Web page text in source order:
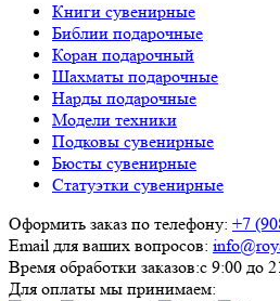
Книги сувенирные
Библии подарочные
Коран подарочный
Шахматы подарочные
Нарды подарочные
Модели техники
Подковы сувенирные
Бюсты сувенирные
Статуэтки сувенирные
Оформить заказ по телефону: +7
Email для ваших вопросов:
Время обработки заказов:с 9:00 до
Для оплаты мы принимаем: